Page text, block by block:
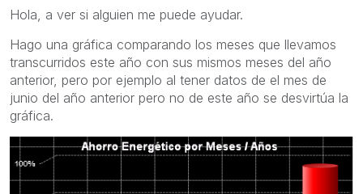
Hola, a ver si alguien me puede ayudar.
Hago una gráfica comparando los meses que llevamos
transcurridos este año con sus mismos meses del año
anterior, pero por ejemplo al tener datos de el mes de
junio del año anterior pero no de este año se desvirtúa la
gráfica.